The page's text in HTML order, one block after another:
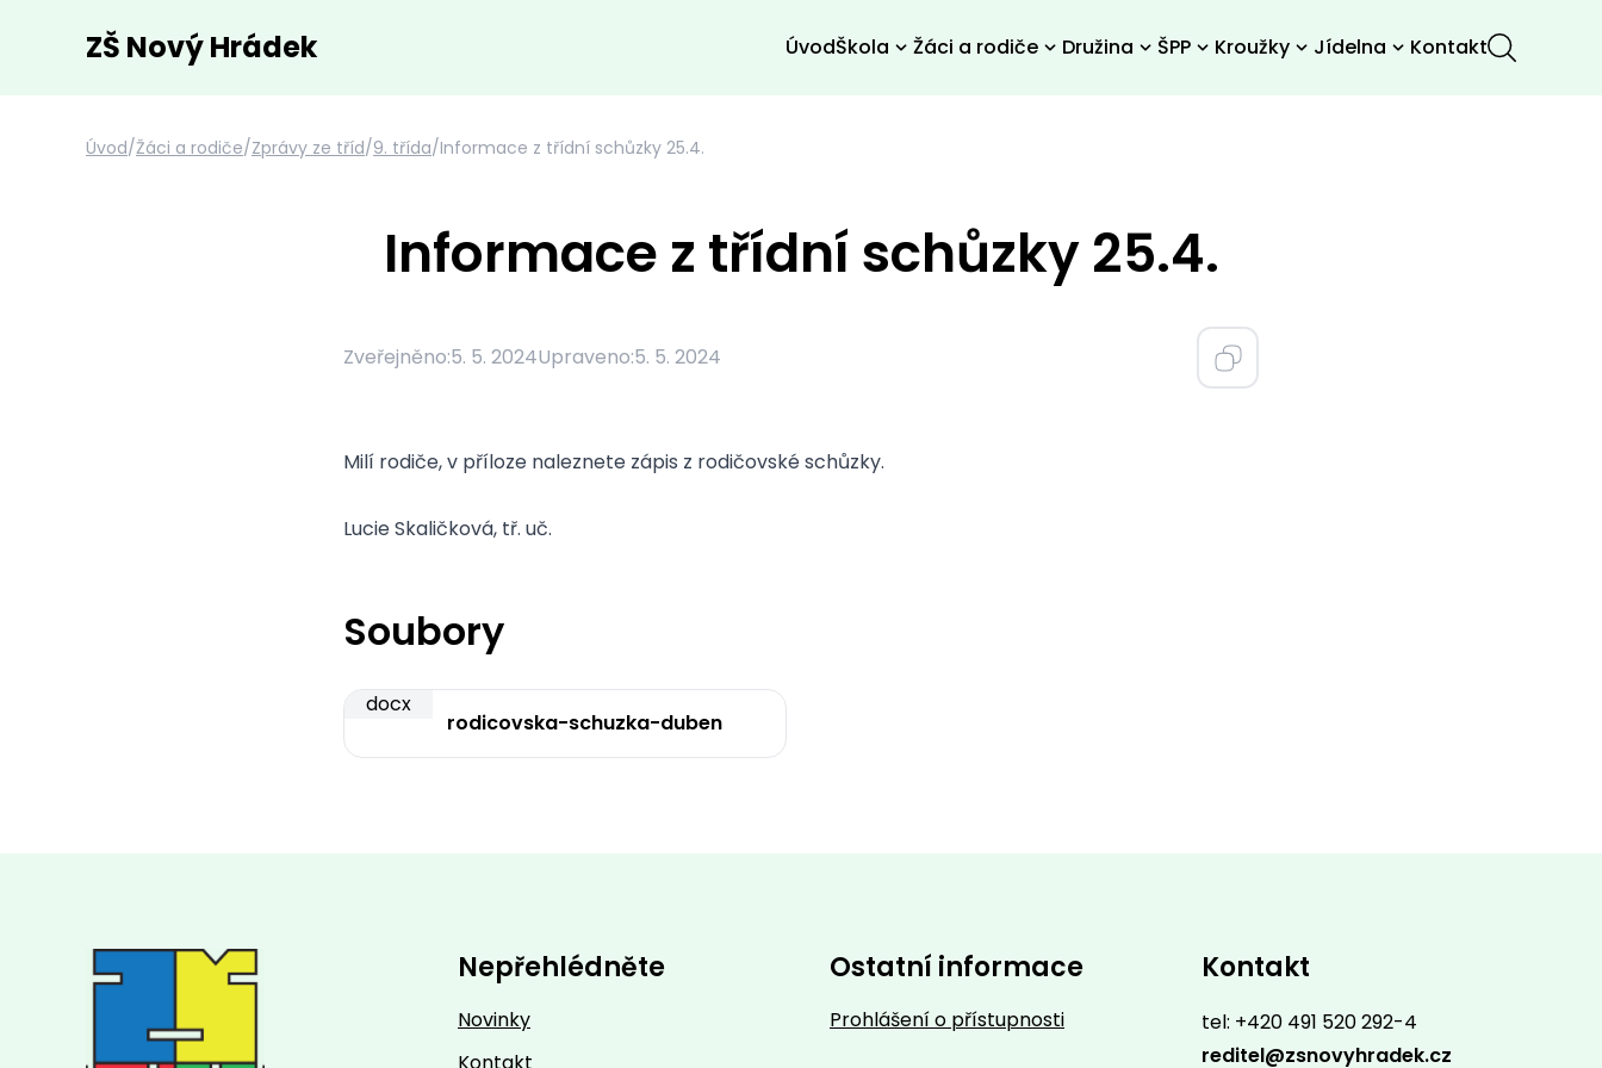
ZŠ Nový Hrádek ÚvodŠkola Žáci a rodiče Družina ŠPP Kroužky Jídelna Kontakt
Úvod/Žáci a rodiče/Zprávy ze tříd/9. třída/Informace z třídní schůzky 25.4.
Informace z třídní schůzky 25.4.
Zveřejněno:5. 5. 2024Upraveno:5. 5. 2024
Milí rodiče, v příloze naleznete zápis z rodičovské schůzky.
Lucie Skaličková, tř. uč.
Soubory
docx
rodicovska-schuzka-duben
Nepřehlédněte
Novinky
Ostatní informace
Prohlášení o přístupnosti
Kontakt
tel: +420 491 520 292-4
reditel@zsnovyhradek.cz